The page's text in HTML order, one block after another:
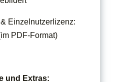
Einzelnutzerlizenz:
PDF-Format)
und Extras: